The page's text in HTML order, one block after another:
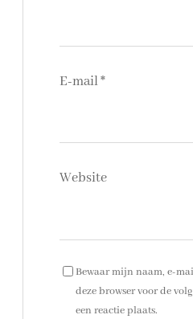
E-mail*
Website
Bewaar mijn naam, e-
deze browser voor de
een reactie plaats.